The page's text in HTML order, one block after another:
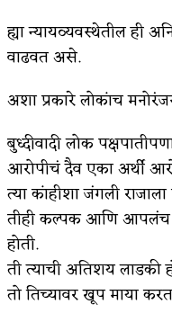
ह्या न्यायव्यवस्थेतील ही
वाढवत असे.
अशा प्रकारे लोकांच
बुध्दीवादी लोक
आरोपीचं दैव एका अर्थी
त्या कांहीशा जंगली
तीही कल्पक आणि आपलंच
होती.
ती त्याची अतिशय लाडकी
तो तिच्यावर खूप माया